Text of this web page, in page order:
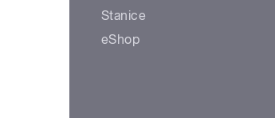
Stanice
eShop